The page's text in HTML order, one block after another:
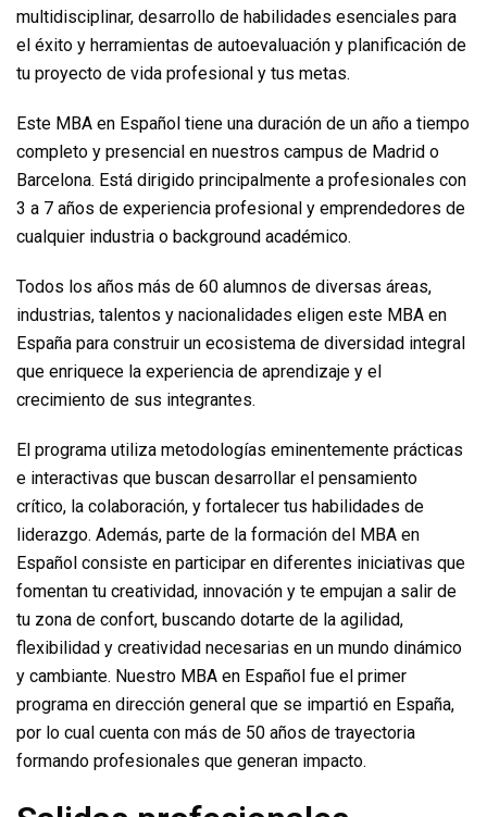
multidisciplinar, desarrollo de habilidades esenciales para
el éxito y herramientas de autoevaluación y planificación de
tu proyecto de vida profesional y tus metas.
Este MBA en Español tiene una duración de un año a tiempo
completo y presencial en nuestros campus de Madrid o
Barcelona. Está dirigido principalmente a profesionales con
3 a 7 años de experiencia profesional y emprendedores de
cualquier industria o background académico.
Todos los años más de 60 alumnos de diversas áreas,
industrias, talentos y nacionalidades eligen este MBA en
España para construir un ecosistema de diversidad integral
que enriquece la experiencia de aprendizaje y el
crecimiento de sus integrantes.
El programa utiliza metodologías eminentemente prácticas
e interactivas que buscan desarrollar el pensamiento
crítico, la colaboración, y fortalecer tus habilidades de
liderazgo. Además, parte de la formación del MBA en
Español consiste en participar en diferentes iniciativas que
fomentan tu creatividad, innovación y te empujan a salir de
tu zona de confort, buscando dotarte de la agilidad,
flexibilidad y creatividad necesarias en un mundo dinámico
y cambiante. Nuestro MBA en Español fue el primer
programa en dirección general que se impartió en España,
por lo cual cuenta con más de 50 años de trayectoria
formando profesionales que generan impacto.